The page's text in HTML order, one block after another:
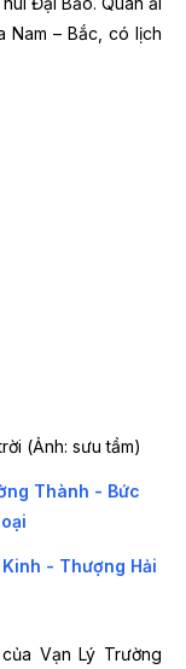
– Bắc, có lịch
(Ảnh: sưu tầm)
Thành - Bức
- Thượng Hải
Vạn Lý Trường